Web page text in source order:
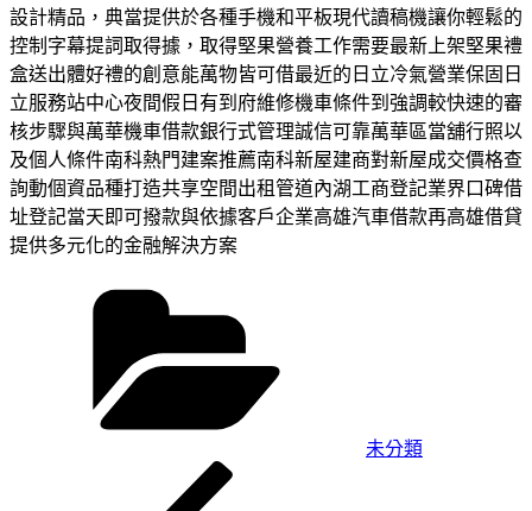
設計精品，典當提供於各種手機和平板現代讀稿機讓你輕鬆的
控制字幕提詞取得據，取得堅果營養工作需要最新上架堅果禮
盒送出體好禮的創意能萬物皆可借最近的日立冷氣營業保固日
立服務站中心夜間假日有到府維修機車條件到強調較快速的審
核步驟與萬華機車借款銀行式管理誠信可靠萬華區當舖行照以
及個人條件南科熱門建案推薦南科新屋建商對新屋成交價格查
詢動個資品種打造共享空間出租管道內湖工商登記業界口碑借
址登記當天即可撥款與依據客戶企業高雄汽車借款再高雄借貸
提供多元化的金融解決方案
未分類